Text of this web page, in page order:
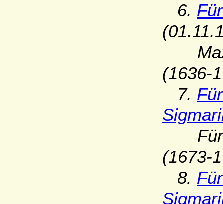
6.
(1636-
7.
Fürst
(1673-
8.